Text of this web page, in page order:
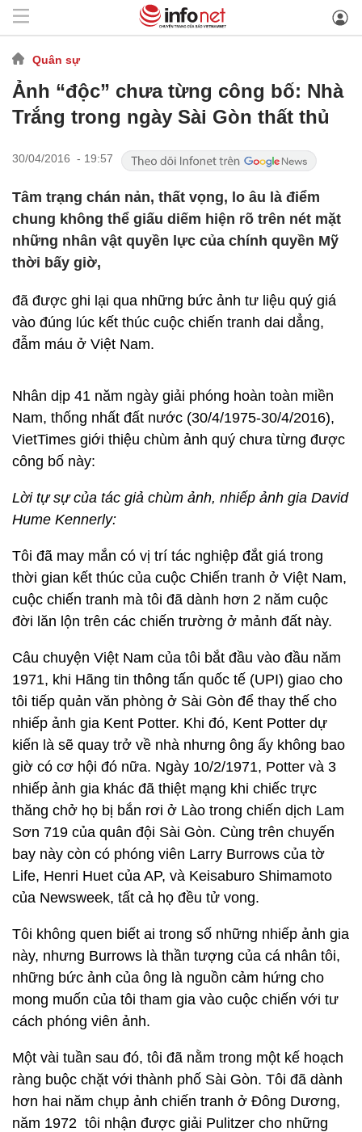
Quân sự
Ảnh “độc” chưa từng công bố: Nhà
Trắng trong ngày Sài Gòn thất thủ
30/04/2016 - 19:57
Tâm trạng chán nản, thất vọng, lo âu là điểm
chung không thể giấu diếm hiện rõ trên nét mặt
những nhân vật quyền lực của chính quyền Mỹ
thời bấy giờ,
đã được ghi lại qua những bức ảnh tư liệu quý giá
vào đúng lúc kết thúc cuộc chiến tranh dai dẳng,
đẫm máu ở Việt Nam.
Nhân dịp 41 năm ngày giải phóng hoàn toàn miền
Nam, thống nhất đất nước (30/4/1975-30/4/2016),
VietTimes giới thiệu chùm ảnh quý chưa từng được
công bố này:
Lời tự sự của tác giả chùm ảnh, nhiếp ảnh gia David
Hume Kennerly:
Tôi đã may mắn có vị trí tác nghiệp đắt giá trong
thời gian kết thúc của cuộc Chiến tranh ở Việt Nam,
cuộc chiến tranh mà tôi đã dành hơn 2 năm cuộc
đời lăn lộn trên các chiến trường ở mảnh đất này.
Câu chuyện Việt Nam của tôi bắt đầu vào đầu năm
1971, khi Hãng tin thông tấn quốc tế (UPI) giao cho
tôi tiếp quản văn phòng ở Sài Gòn để thay thế cho
nhiếp ảnh gia Kent Potter. Khi đó, Kent Potter dự
kiến là sẽ quay trở về nhà nhưng ông ấy không bao
giờ có cơ hội đó nữa. Ngày 10/2/1971, Potter và 3
nhiếp ảnh gia khác đã thiệt mạng khi chiếc trực
thăng chở họ bị bắn rơi ở Lào trong chiến dịch Lam
Sơn 719 của quân đội Sài Gòn. Cùng trên chuyến
bay này còn có phóng viên Larry Burrows của tờ
Life, Henri Huet của AP, và Keisaburo Shimamoto
của Newsweek, tất cả họ đều tử vong.
Tôi không quen biết ai trong số những nhiếp ảnh gia
này, nhưng Burrows là thần tượng của cá nhân tôi,
những bức ảnh của ông là nguồn cảm hứng cho
mong muốn của tôi tham gia vào cuộc chiến với tư
cách phóng viên ảnh.
Một vài tuần sau đó, tôi đã nằm trong một kế hoạch
ràng buộc chặt với thành phố Sài Gòn. Tôi đã dành
hơn hai năm chụp ảnh chiến tranh ở Đông Dương,
năm 1972 tôi nhận được giải Pulitzer cho những